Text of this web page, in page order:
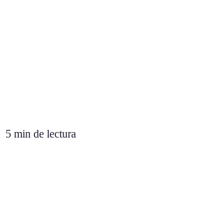
5 min de lectura